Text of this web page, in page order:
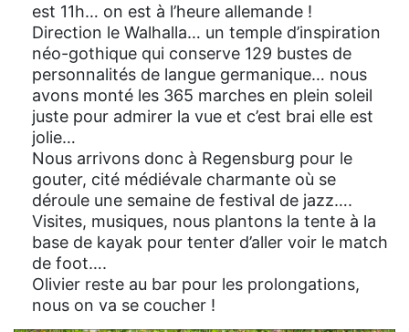
est 11h… on est à l’heure allemande !
Direction le Walhalla… un temple d’inspiration
néo-gothique qui conserve 129 bustes de
personnalités de langue germanique… nous
avons monté les 365 marches en plein soleil
juste pour admirer la vue et c’est brai elle est
jolie…
Nous arrivons donc à Regensburg pour le
gouter, cité médiévale charmante où se
déroule une semaine de festival de jazz….
Visites, musiques, nous plantons la tente à la
base de kayak pour tenter d’aller voir le match
de foot….
Olivier reste au bar pour les prolongations,
nous on va se coucher !